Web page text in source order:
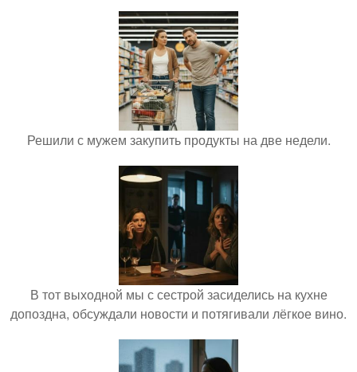
Решили с мужем закупить продукты на две недели.
В тот выходной мы с сестрой засиделись на кухне
допоздна, обсуждали новости и потягивали лёгкое вино.